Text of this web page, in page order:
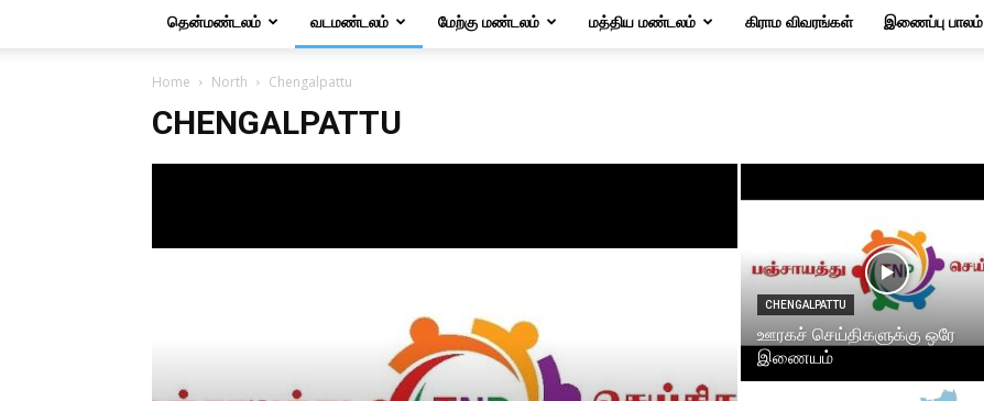
தென்மண்டலம் வடமண்டலம் மேற்கு மண்டலம் மத்திய மண்டலம் கிராம விவரங்கள் இணைப்பு பாலம்
Home North Chengalpattu
CHENGALPATTU
CHENGALPATTU
ஊரகச் செய்திகளுக்கு ஒரே
இணையம்